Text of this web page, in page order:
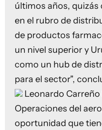
últimos años, quizás
en el rubro de
de productos
un nivel superior y
como un hub de
para el sector",
Leonardo Carreño
Operaciones del
oportunidad que